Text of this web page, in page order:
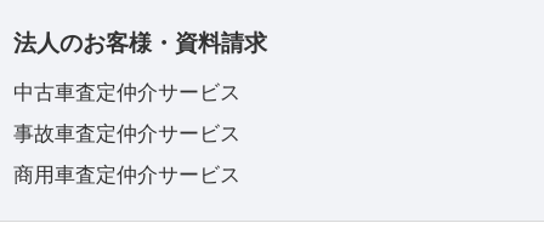
法人のお客様・資料請求
中古車査定仲介サービス
事故車査定仲介サービス
商用車査定仲介サービス